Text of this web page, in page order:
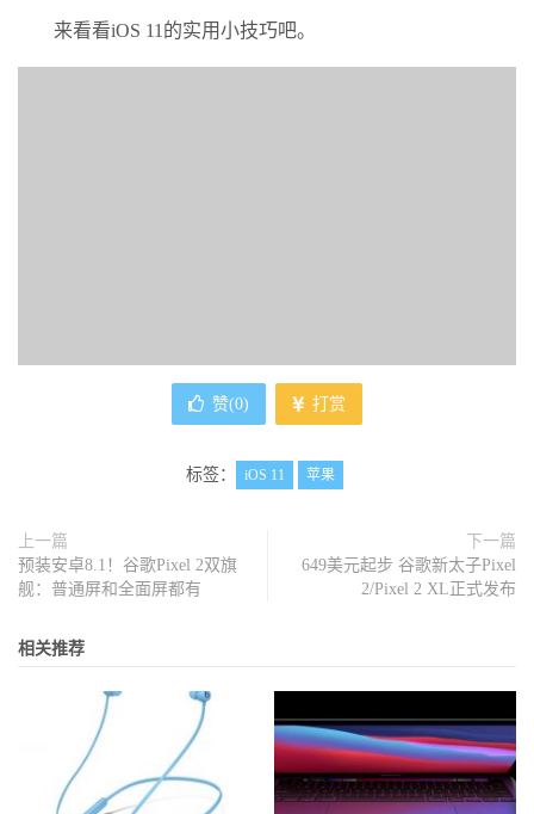
来看看iOS 11的实用小技巧吧。
赞(0) 打赏
标签： iOS 11 苹果
上一篇
预装安卓8.1！谷歌Pixel 2双旗
舰：普通屏和全面屏都有
下一篇
649美元起步 谷歌新太子Pixel
2/Pixel 2 XL正式发布
相关推荐